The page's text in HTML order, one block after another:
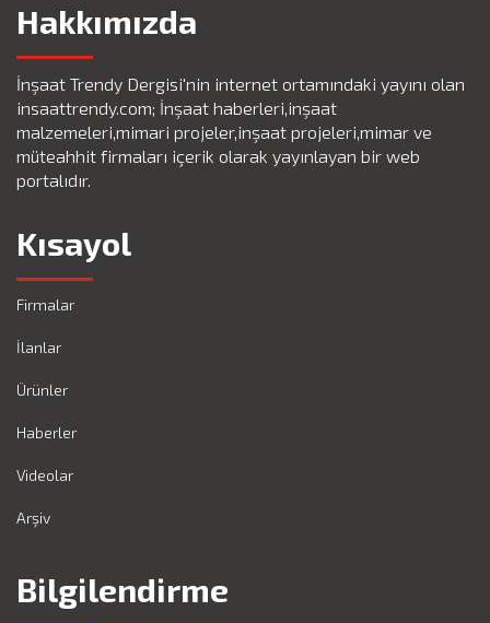
Hakkımızda
İnşaat Trendy Dergisi'nin internet ortamındaki yayını olan
insaattrendy.com; İnşaat haberleri,inşaat
malzemeleri,mimari projeler,inşaat projeleri,mimar ve
müteahhit firmaları içerik olarak yayınlayan bir web
portalıdır.
Kısayol
Firmalar
İlanlar
Ürünler
Haberler
Videolar
Arşiv
Bilgilendirme